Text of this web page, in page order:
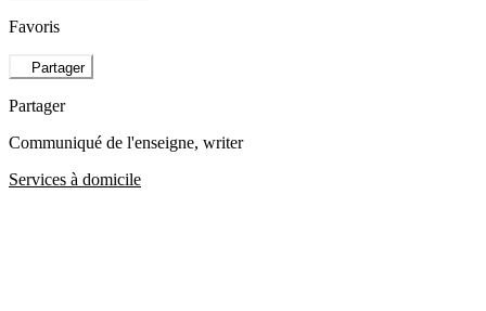
Favoris
Partager
Partager
Communiqué de l'enseigne, writer
Services à domicile